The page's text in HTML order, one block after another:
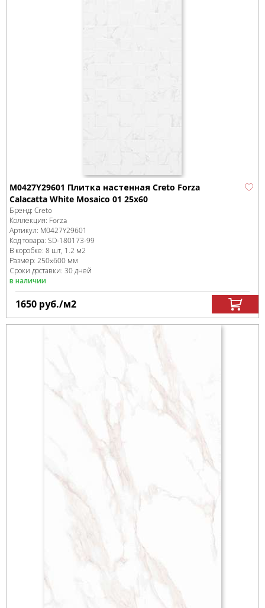
M0427Y29601 Плитка настенная Creto Forza
Calacatta White Mosaico 01 25х60
Бренд: Creto
Коллекция: Forza
Артикул: M0427Y29601
Код товара: SD-180173-99
В коробке: 8 шт, 1.2 м2
Размер: 250x600 мм
Сроки доставки: 30 дней
в наличии
1650 руб./м2